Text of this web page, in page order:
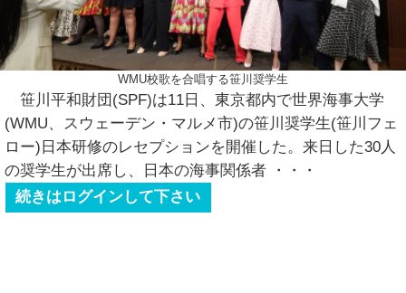
WMU校歌を合唱する笹川奨学生
笹川平和財団(SPF)は11日、東京都内で世界海事大学
(WMU、スウェーデン・マルメ市)の笹川奨学生(笹川フェ
ロー)日本研修のレセプションを開催した。来日した30人
の奨学生が出席し、日本の海事関係者
・・・
続きはログインして下さい